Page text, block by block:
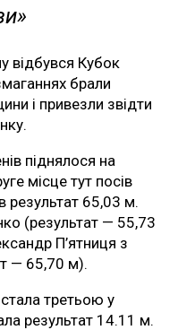
відбувся Кубок
брали
і привезли звідти
піднялося на
місце тут посів
результат 65,03 м.
(результат — 55,73
П’ятниця з
— 65,70 м).
третьою у
результат 14.11 м.